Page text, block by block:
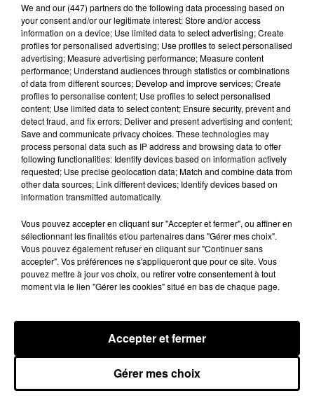
La commune de Soulaires appelle à la
vigilance après une tentative...
La mairie a communiqué sur ses réseaux après avoir
été prévenue par la gendarmerie.
A LA UNE Voir plus
La commune de Soulaires appelle à la
vigilance après une tentative...
été prévenue par la gendarmerie.
We and our (447) partnersdo the following data processing based on
your consent and/or our legitimate interest: Store and/or access
information on a device; Use limited data to select advertising; Create
profiles for personalised advertising; Use profiles to select personalised
advertising; Measure advertising performance; Measure content
performance; Understand audiences through statistics or combinations
of data from different sources; Develop and improve services; Create
profiles to personalise content; Use profiles to select personalised
content; Use limited data to select content; Ensure security, prevent and
detect fraud, and fix errors; Deliver and present advertising and content;
Save and communicate privacy choices. These technologies may
process personal data such as IP address and browsing data to offer
following functionalities: Identify devices based on information actively
requested; Use precise geolocation data; Match and combine data from
other data sources; Link different devices; Identify devices based on
information transmitted automatically.
Vous pouvez accepter en cliquant sur "Accepter et fermer", ou affiner en
sélectionnant les finalités et/ou partenaires dans "Gérer mes choix".
Vous pouvez également refuser en cliquant sur "Continuer sans
accepter". Vos préférences ne s'appliqueront que pour ce site. Vous
pouvez mettre à jour vos choix, ou retirer votre consentement à tout
moment via le lien "Gérer les cookies" situé en bas de chaque page.
Gérer mes choix
Accepter et fermer